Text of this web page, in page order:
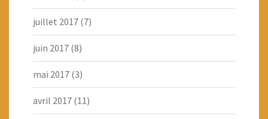
juillet 2017 (7)
juin 2017 (8)
mai 2017 (3)
avril 2017 (11)